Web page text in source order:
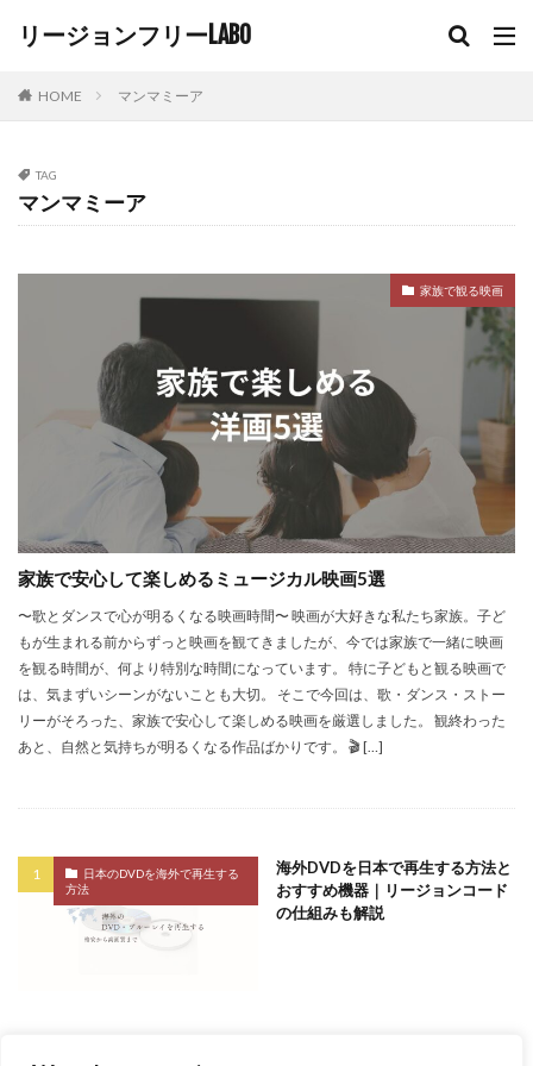
リージョンフリーLABO
日本のブルーレイ
日本のブルーレイ 海外で
映像美 映画
映画
映画 実話 洋画
機種の違い
歴史ドラマ
歴史映画
洋画 ヒューマンドラマ 感動
洋画 ヒューマン映画
海外のdvdが見れるプレーヤー
海外のDVD再生
海外のDVD再生出来ない
海外のブルーレイ再生
海外のブルーレイ再生出来ない
海外ドラマ
海外ブルーレイ
海外映像ソフト
海外映画
海外映画おすすめ
海外生活
涙する映画
涙を誘う映画
潜水服は蝶の夢を見る
社会派映画
笑って泣ける映画
第二次世界大戦
英語ドラマ
英語勉強
英語学習 英語学習のコツ
英語表現
観るべき映画
語学学習
車載DVDプレーヤー
輸入DVD
輸入盤DVD再生出来ない
金融詐欺
韓国のdvd 再生
音楽家の伝記
音楽映画
高校生おすすめ映画
高音質
HOME マンマミーア
TAG
マンマミーア
家族で観る映画
家族で安心して楽しめるミュージカル映画5選
〜歌とダンスで心が明るくなる映画時間〜 映画が大好きな私たち家族。子ど
もが生まれる前からずっと映画を観てきましたが、今では家族で一緒に映画
を観る時間が、何より特別な時間になっています。 特に子どもと観る映画で
は、気まずいシーンがないことも大切。 そこで今回は、歌・ダンス・ストー
リーがそろった、家族で安心して楽しめる映画を厳選しました。 観終わった
あと、自然と気持ちが明るくなる作品ばかりです。 🎬 […]
日本のDVDを海外で再生する
方法
海外DVDを日本で再生する方法と
おすすめ機器｜リージョンコード
の仕組みも解説